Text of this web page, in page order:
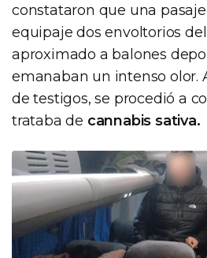
constataron que una
equipaje dos envoltorios
aproximado a balones
emanaban un intenso olor.
de testigos, se procedió a
trataba de cannabis sativa.